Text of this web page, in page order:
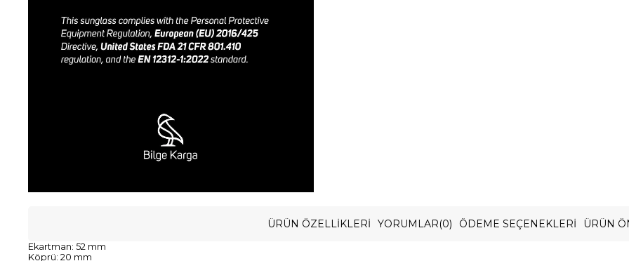
ÜRÜN ÖZELLIKLERI YORUMLAR(0) ÖDEME SEÇENEKLERI ÜRÜN
Ekartman: 52 mm
Köprü: 20 mm